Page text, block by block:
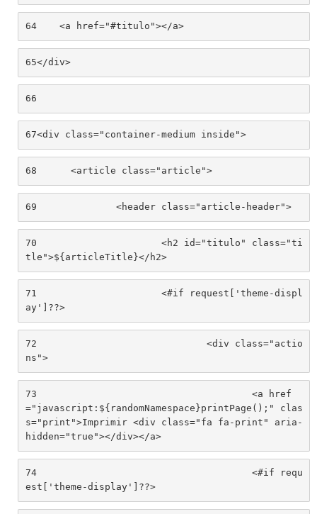
64
    <a href="#titulo"></a>
65</div>
66
67<div class="container-medium inside">
68
	<article class="article">
69
		<header class="article-header">
70
tle">${articleTitle}</h2>
71
ay']??>
72
ns">
73
="javascript:${randomNamespace}printPage();" clas
s="print">Imprimir <div class="fa fa-print" aria-
hidden="true"></div></a>
74
					<#if requ
est['theme-display']??>